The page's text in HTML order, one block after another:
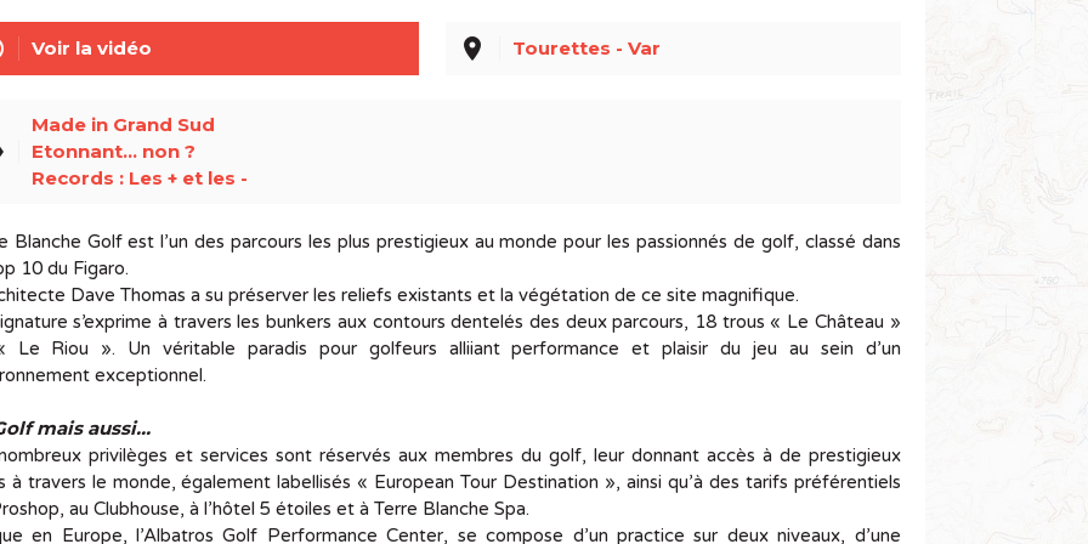
Voir la vidéo place Tourettes - Var
Made in Grand Sud
Etonnant... non ?
Records : Les + et les -
Blanche Golf est l’un des parcours les plus prestigieux au monde pour les passionnés de golf, classé dans
10 du Figaro.
Dave Thomas a su préserver les reliefs existants et la végétation de ce site magnifique.
s’exprime à travers les bunkers aux contours dentelés des deux parcours, 18 trous « Le Château »
Le Riou ». Un véritable paradis pour golfeurs alliiant performance et plaisir du jeu au sein d’un
exceptionnel.
mais aussi…
privilèges et services sont réservés aux membres du golf, leur donnant accès à de prestigieux
à travers le monde, également labellisés « European Tour Destination », ainsi qu’à des tarifs préférentiels
au Clubhouse, à l’hôtel 5 étoiles et à Terre Blanche Spa.
en Europe, l’Albatros Golf Performance Center, se compose d’un practice sur deux niveaux, d’une